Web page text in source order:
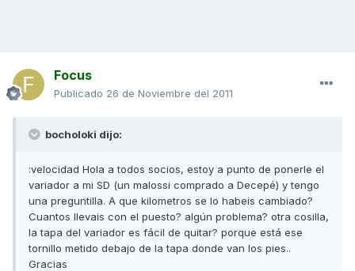
Focus
Publicado 26 de Noviembre del 2011
bocholoki dijo:
:velocidad Hola a todos socios, estoy a punto de ponerle el
variador a mi SD (un malossi comprado a Decepé) y tengo
una preguntilla. A que kilometros se lo habeis cambiado?
Cuantos llevais con el puesto? algún problema? otra cosilla,
la tapa del variador es fácil de quitar? porque está ese
tornillo metido debajo de la tapa donde van los pies..
Gracias